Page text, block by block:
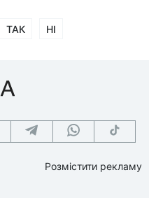
ТАК НІ
Розмістити рекламу